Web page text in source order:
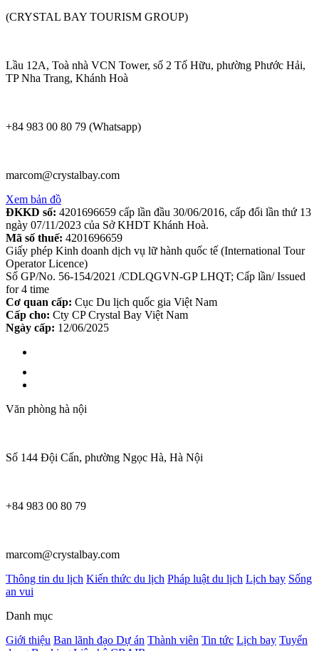
(CRYSTAL BAY TOURISM GROUP)
Lầu 12A, Toà nhà VCN Tower, số 2 Tố Hữu, phường Phước Hải,
TP Nha Trang, Khánh Hoà
+84 983 00 80 79 (Whatsapp)
marcom@crystalbay.com
Xem bản đồ
ĐKKD số: 4201696659 cấp lần đầu 30/06/2016, cấp đổi lần thứ 13
ngày 07/11/2023 của Sở KHDT Khánh Hoà.
Mã số thuế: 4201696659
Giấy phép Kinh doanh dịch vụ lữ hành quốc tế (International Tour
Operator Licence)
Số GP/No. 56-154/2021 /CDLQGVN-GP LHQT; Cấp lần/ Issued
for 4 time
Cơ quan cấp: Cục Du lịch quốc gia Việt Nam
Cấp cho: Cty CP Crystal Bay Việt Nam
Ngày cấp: 12/06/2025
Văn phòng hà nội
Số 144 Đội Cấn, phường Ngọc Hà, Hà Nội
+84 983 00 80 79
marcom@crystalbay.com
Thông tin du lịch Kiến thức du lịch Pháp luật du lịch Lịch bay Sống
an vui
Danh mục
Giới thiệu Ban lãnh đạo Dự án Thành viên Tin tức Lịch bay Tuyển